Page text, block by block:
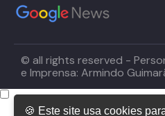
© all rights reserved -
e Imprensa: Armindo
🍪 Este site usa cookies